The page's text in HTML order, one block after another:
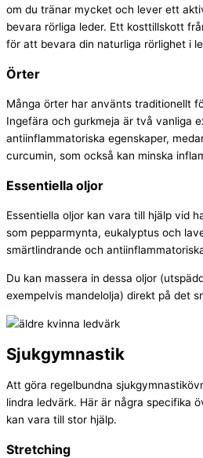
om du tränar mycket och lever ett
bevara rörliga leder. Ett kosttillskott
för att bevara din naturliga rörlighet i
Örter
Många örter har använts traditionellt
Ingefära och gurkmeja är två vanliga
antiinflammatoriska egenskaper,
curcumin, som också kan minska
Essentiella oljor
Essentiella oljor kan vara till hjälp vid
som pepparmynta, eukalyptus och
smärtlindrande och
Du kan massera in dessa oljor
exempelvis mandelolja) direkt på det
Sjukgymnastik
Att göra regelbundna
lindra ledvärk. Här är några specifika
kan vara till stor hjälp.
Stretching